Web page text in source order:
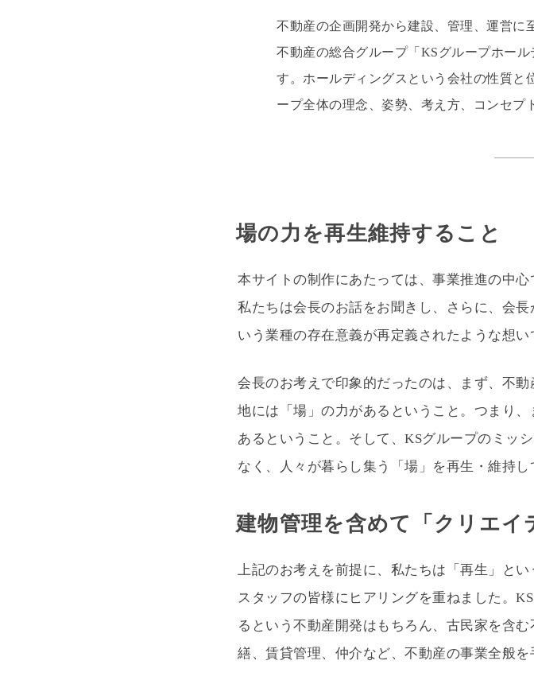
不動産の企画開発から建設、管理、運営に
不動産の総合グループ「KSグループホー
す。ホールディングスという会社の性質と
ープ全体の理念、姿勢、考え方、コンセプ
場の力を再生維持すること
本サイトの制作にあたっては、事業推進の中
私たちは会長のお話をお聞きし、さらに、会
いう業種の存在意義が再定義されたような想い
会長のお考えで印象的だったのは、まず、不
地には「場」の力があるということ。つまり
あるということ。そして、KSグループのミッ
なく、人々が暮らし集う「場」を再生・維持
建物管理を含めて「クリエイ
上記のお考えを前提に、私たちは「再生」と
スタッフの皆様にヒアリングを重ねました。
るという不動産開発はもちろん、古民家を含
繕、賃貸管理、仲介など、不動産の事業全般を